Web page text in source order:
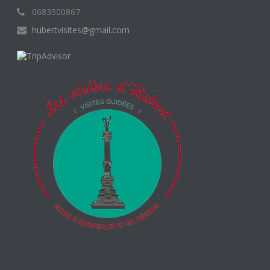
0683500867
hubertvisites@gmail.com